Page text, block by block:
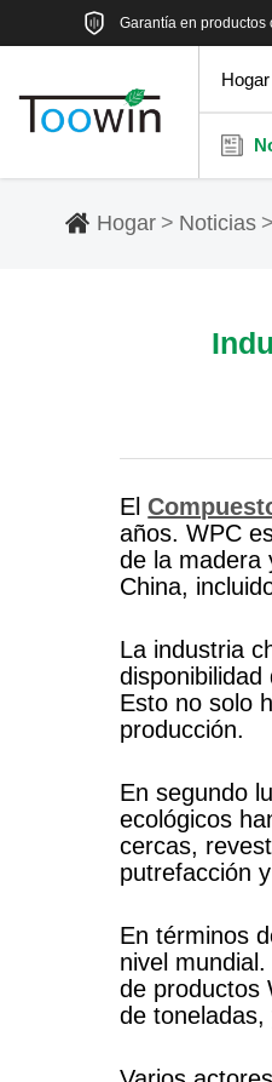
Garantía en productos
Hogar
Hogar Noticias
El
años. WPC
de la madera
China,
La industria
Esto no solo
producción.
En segundo
ecológicos
cercas,
putrefacción
En términos
nivel
de productos
de